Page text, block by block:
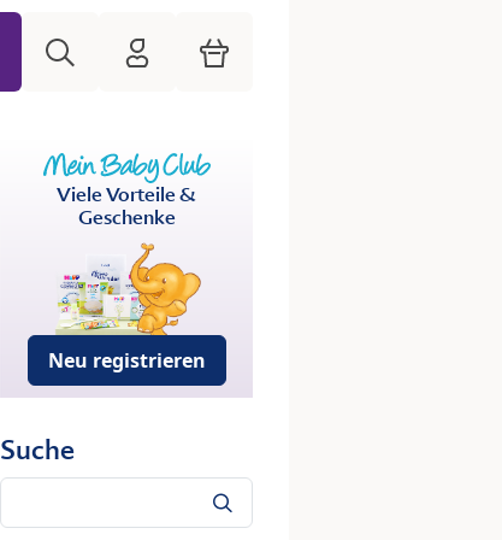
HiPP Mein Babyclub
Warenkorb
Viele Vorteile &
Geschenke
Neu registrieren
Suche